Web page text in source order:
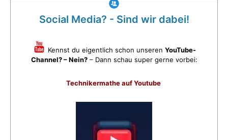
Social Media? - Sind wir dabei!
Kennst du eigentlich schon unseren YouTube-
Channel? – Nein?– Dann schau super gerne vorbei:
Technikermathe auf Youtube